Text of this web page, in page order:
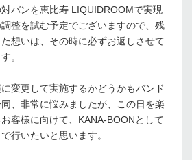
バンを恵⽐寿 LIQUIDROOMで実現
整を試む予定でございますので、残
想いは、その時に必ずお返しさせて
。
変更して実施するかどうかもバンド
、⾮常に悩みましたが、この⽇を楽
客様に向けて、KANA-BOONとして
⾏いたいと思います。